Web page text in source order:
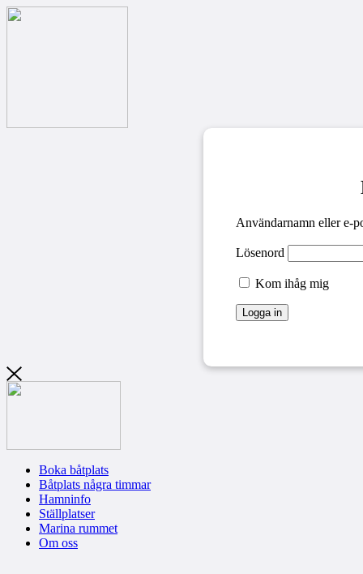
Användarnamn eller e-
Lösenord
Kom ihåg mig
Boka båtplats
Båtplats några timmar
Hamninfo
Ställplatser
Marina rummet
Om oss